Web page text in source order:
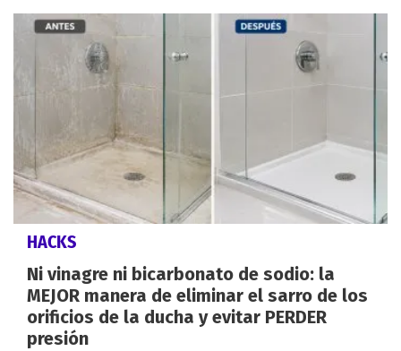
HACKS
Ni vinagre ni bicarbonato de sodio: la
MEJOR manera de eliminar el sarro de los
orificios de la ducha y evitar PERDER
presión